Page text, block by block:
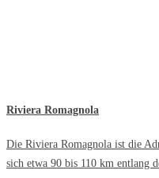
Riviera Romagnola
Die Riviera Romagnola ist die
sich etwa 90 bis 110 km entlang